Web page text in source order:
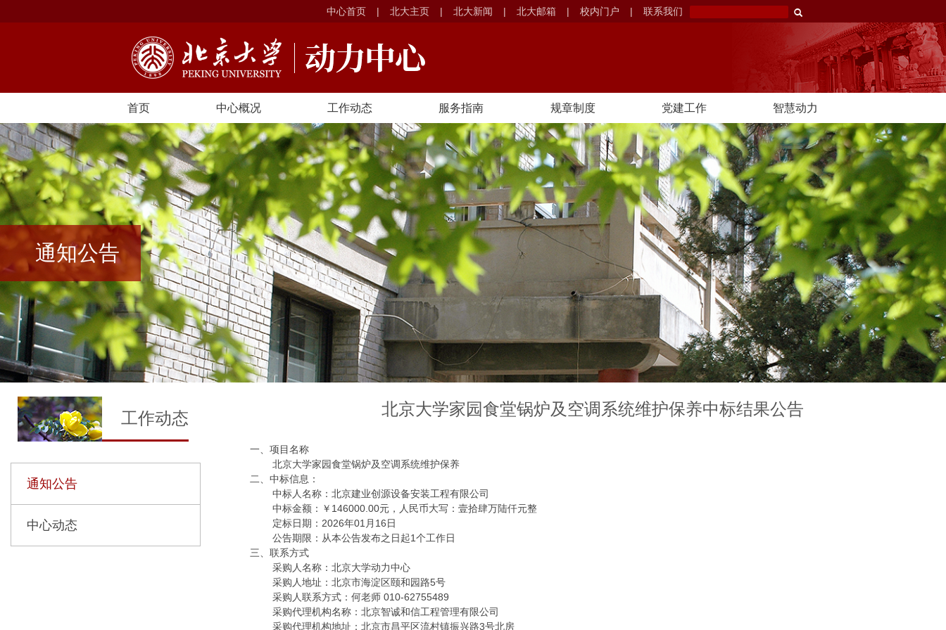
中心首页 | 北大主页 | 北大新闻 | 北大邮箱 | 校内门户 | 联系我们
首页 中心概况 工作动态 服务指南 规章制度 党建工作 智慧动力
通知公告
工作动态
通知公告
中心动态
北京大学家园食堂锅炉及空调系统维护保养中标结果公告
一、项目名称
北京大学家园食堂锅炉及空调系统维护保养
二、中标信息：
中标人名称：北京建业创源设备安装工程有限公司
中标金额：￥146000.00元，人民币大写：壹拾肆万陆仟元整
定标日期：2026年01月16日
公告期限：从本公告发布之日起1个工作日
三、联系方式
采购人名称：北京大学动力中心
采购人地址：北京市海淀区颐和园路5号
采购人联系方式：何老师 010-62755489
采购代理机构名称：北京智诚和信工程管理有限公司
采购代理机构地址：北京市昌平区流村镇振兴路3号北房